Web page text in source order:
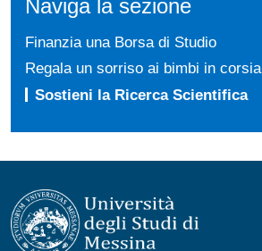
Naviga la sezione
Finanzia una Borsa di Studio
Regala un sorriso ai bimbi in corsia
Sostieni la Ricerca Scientifica